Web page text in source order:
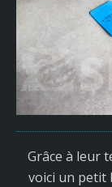
Grâce à leur
voici un petit